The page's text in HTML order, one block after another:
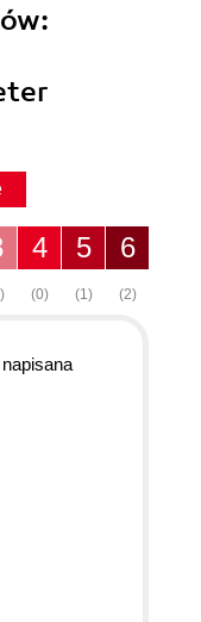
6
(2)
5
(1)
4
(0)